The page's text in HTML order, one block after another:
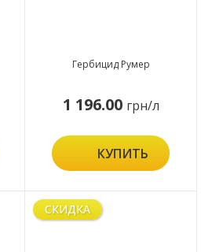
Гербицид Румер
1 196.00 грн/л
КУПИТЬ
СКИДКА